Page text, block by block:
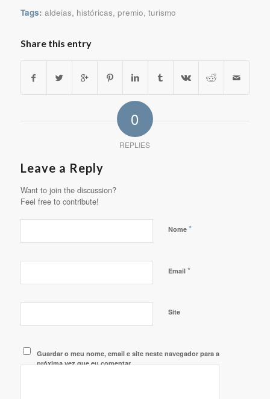
Tags: aldeias, históricas, premio, turismo
Share this entry
0
REPLIES
Leave a Reply
Want to join the discussion?
Feel free to contribute!
Nome *
Email *
Site
Guardar o meu nome, email e site neste navegador para a
próxima vez que eu comentar.